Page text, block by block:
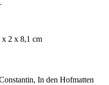
x 2 x 8,1 cm
In den Hofmatten